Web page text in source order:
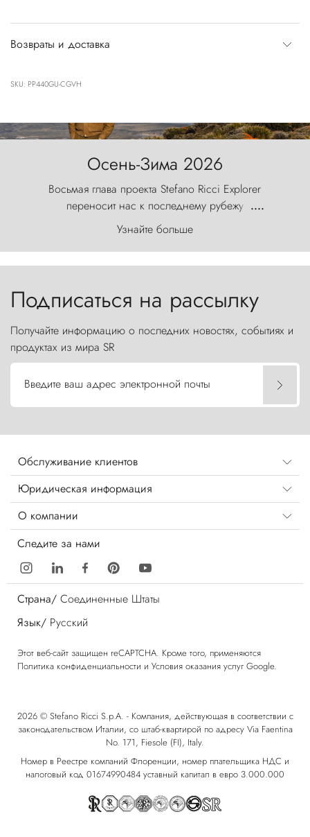
Возвраты и доставка
SKU: PP440GU-CGVH
Осень-Зима 2026
Восьмая глава проекта Stefano Ricci Explorer
переносит нас к последнему рубежу
первозданного мира, где ветер с
первобытной яростью ваяет ландшафт, а пики
Торрес-дель-Пайне, словно каменные стражи,
....
Узнайте больше
Подписаться на рассылку
Получайте информацию о последних новостях, событиях и
продуктах из мира SR
Введите ваш адрес электронной почты
Обслуживание клиентов
Юридическая информация
О компании
Следите за нами
Страна/ Соединенные Штаты
Язык/ Русский
Этот веб-сайт защищен reCAPTCHA. Кроме того, применяются
Политика конфиденциальности и Условия оказания услуг Google.
2026 © Stefano Ricci S.p.A. - Компания, действующая в соответствии с
законодательством Италии, со штаб-квартирой по адресу Via Faentina
No. 171, Fiesole (FI), Italy.
Номер в Реестре компаний Флоренции, номер плательщика НДС и
налоговый код 01674990484 уставный капитал в евро 3.000.000